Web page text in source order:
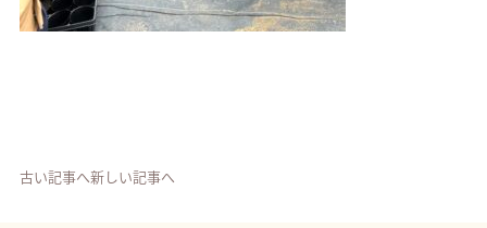
古い記事へ新しい記事へ